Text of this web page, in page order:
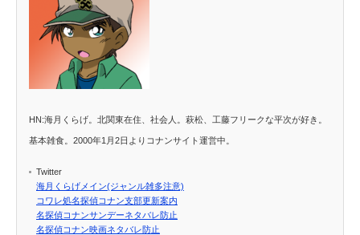
HN:海月くらげ。北関東在住、社会人。萩松、工藤フリークな平次が好き。
基本雑食。2000年1月2日よりコナンサイト運営中。
Twitter
海月くらげメイン(ジャンル雑多注意)
コワレ処名探偵コナン支部更新案内
名探偵コナンサンデーネタバレ防止
名探偵コナン映画ネタバレ防止